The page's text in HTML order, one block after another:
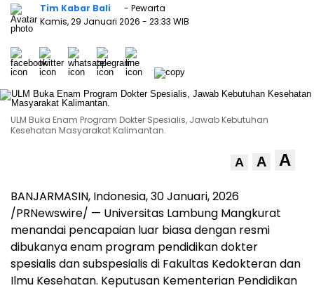
Tim Kabar Bali
- Pewarta
Kamis, 29 Januari 2026 - 23:33 WIB
ULM Buka Enam Program Dokter Spesialis, Jawab Kebutuhan
Kesehatan Masyarakat Kalimantan.
A A A
BANJARMASIN, Indonesia,30 Januari, 2026
/PRNewswire/ — Universitas Lambung Mangkurat
menandai pencapaian luar biasa dengan resmi
dibukanya enam program pendidikan dokter
spesialis dan subspesialis di Fakultas Kedokteran dan
Ilmu Kesehatan. Keputusan Kementerian Pendidikan